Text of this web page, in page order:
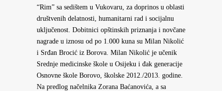
“Rim” sa sedištem u Vukovaru, za doprinos u oblasti
društvenih delatnosti, humanitarni rad i socijalnu
uključenost. Dobitnici opštinskih priznanja i novčane
nagrade u iznosu od po 1.000 kuna su Milan Nikolić
i Srđan Brocić iz Borova. Milan Nikolić je učenik
Srednje medicinske škole u Osijeku i đak generacije
Osnovne škole Borovo, školske 2012./2013. godine.
Na predlog načelnika Zorana Baćanovića, a sa